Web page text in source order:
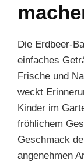
Die Erdbeer-
einfaches
Frische und
weckt
Kinder im
fröhlichem
Geschmack
angenehmen